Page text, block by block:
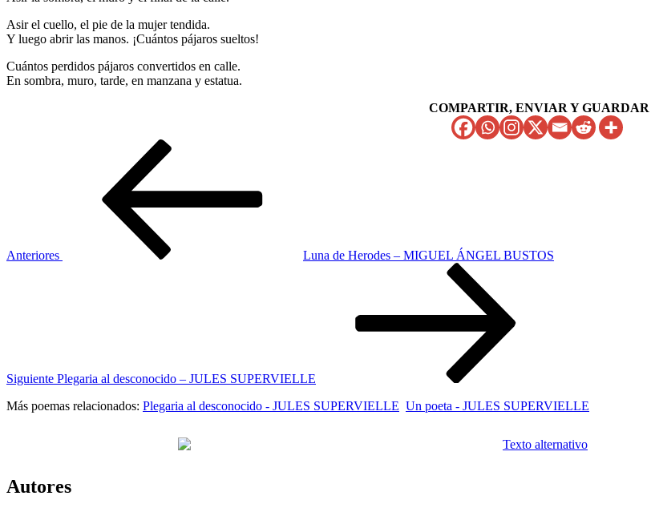
Asir el cuello, el pie de la mujer tendida.
Y luego abrir las manos. ¡Cuántos pájaros sueltos!
Cuántos perdidos pájaros convertidos en calle.
En sombra, muro, tarde, en manzana y estatua.
COMPARTIR, ENVIAR Y GUARDAR
Anteriores
Luna de Herodes – MIGUEL ÁNGEL BUSTOS
Siguiente Plegaria al desconocido – JULES SUPERVIELLE
Más poemas relacionados: Plegaria al desconocido - JULES SUPERVIELLE Un poeta - JULES SUPERVIELLE
Autores